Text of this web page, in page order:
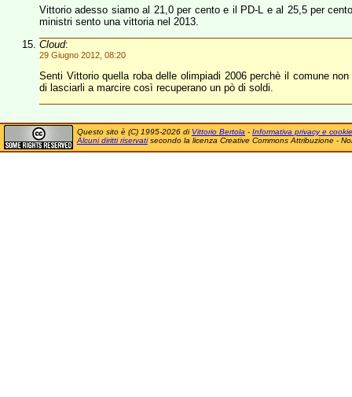
Vittorio adesso siamo al 21,0 per cento e il PD-L e al 25,5 per
ministri sento una vittoria nel 2013.
Cloud:
29 Giugno 2012, 08:20
Senti Vittorio quella roba delle olimpiadi 2006 perchè il comune
di lasciarli a marcire così recuperano un pò di soldi.
Questo sito è (C) 1995-2026 di Vittorio Bertola - Informativa privacy e cookie
Alcuni diritti riservatisecondo la licenza Creative Commons Attribuzione -